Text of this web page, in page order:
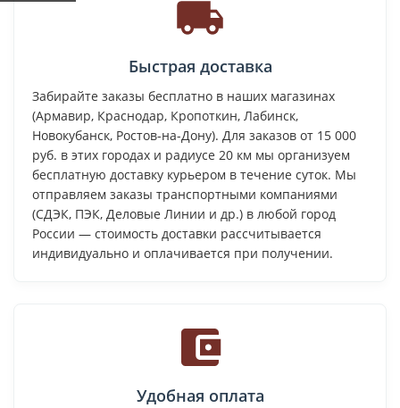
Быстрая доставка
Забирайте заказы бесплатно в наших магазинах
(Армавир, Краснодар, Кропоткин, Лабинск,
Новокубанск, Ростов-на-Дону). Для заказов от 15 000
руб. в этих городах и радиусе 20 км мы организуем
бесплатную доставку курьером в течение суток. Мы
отправляем заказы транспортными компаниями
(СДЭК, ПЭК, Деловые Линии и др.) в любой город
России — стоимость доставки рассчитывается
индивидуально и оплачивается при получении.
Удобная оплата